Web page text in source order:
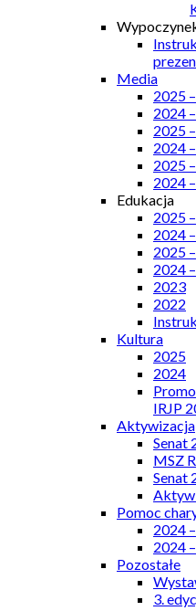
Media
2025
2024
2025
2024
2025
2024
Edukacja
2025
2024
2025
2024
2023
2022
Kultura
2025
2024
IRJP
Aktywizacja
Senat
MSZ
Senat
Pomoc
2024
2024
Pozostałe
3.